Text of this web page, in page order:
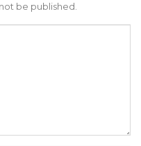
be published.